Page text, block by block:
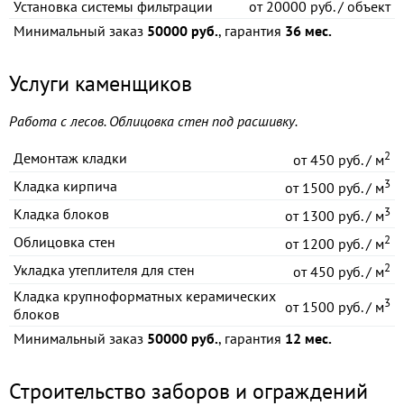
Установка системы фильтрации от20000 руб. / объект
Минимальный заказ 50000 руб., гарантия 36 мес.
Услуги каменщиков
Работа с лесов. Облицовка стен под расшивку.
Демонтаж кладки от450 руб. / м2
Кладка кирпича от1500 руб. / м3
Кладка блоков от1300 руб. / м3
Облицовка стен от1200 руб. / м2
Укладка утеплителя для стен от450 руб. / м2
Кладка крупноформатных керамических
блоков
от1500 руб. / м3
Минимальный заказ 50000 руб., гарантия 12 мес.
Строительство заборов и ограждений